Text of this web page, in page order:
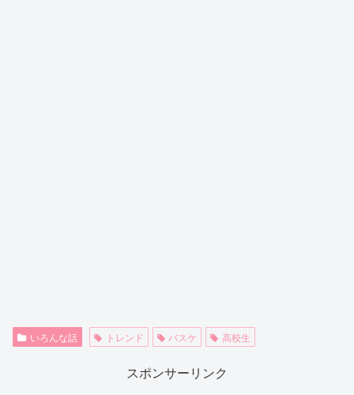
いろんな話 トレンド バスケ 高校生
スポンサーリンク